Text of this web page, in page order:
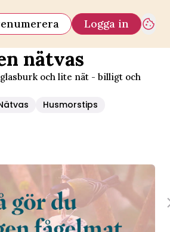
Logga in
nätvas
och lite nät - billigt och
Husmorstips